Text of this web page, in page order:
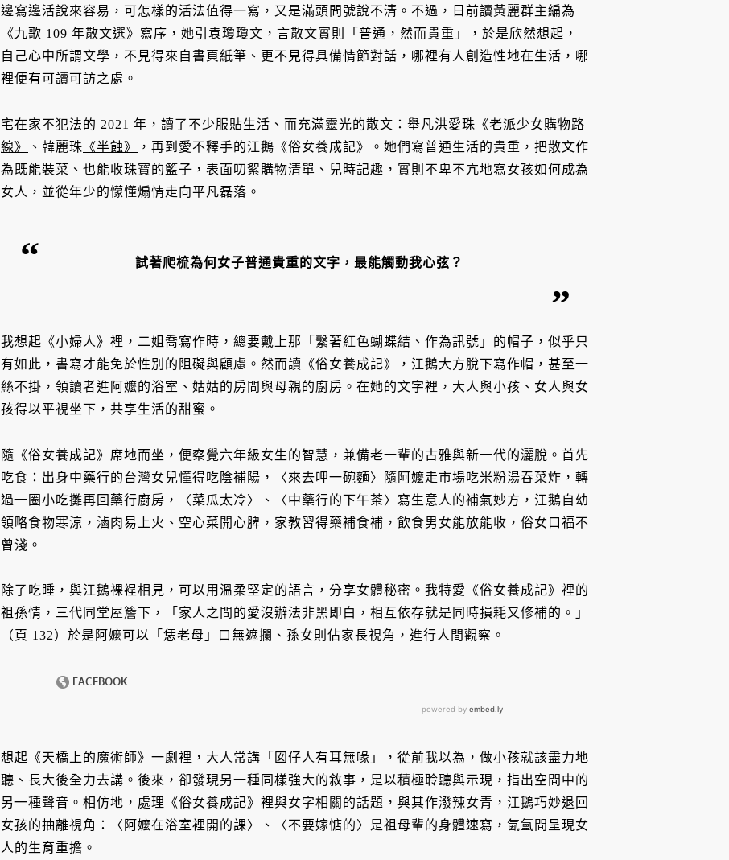
邊寫邊活說來容易，可怎樣的活法值得一寫，又是滿頭問號說不清。不過，日前讀黃麗群主編為
《九歌 109 年散文選》 寫序，她引袁瓊瓊文，言散文實則「普通，然而貴重」，於是欣然想起，
自己心中所謂文學，不見得來自書頁紙筆、更不見得具備情節對話，哪裡有人創造性地在生活，哪
裡便有可讀可訪之處。
宅在家不犯法的 2021 年，讀了不少服貼生活、而充滿靈光的散文：舉凡洪愛珠 《老派少女購物路
線》
、韓麗珠 《半蝕》
，再到愛不釋手的江鵝《俗女養成記》。她們寫普通生活的貴重，把散文作
為既能裝菜、也能收珠寶的籃子，表面叨絮購物清單、兒時記趣，實則不卑不亢地寫女孩如何成為
女人，並從年少的懞懂煽情走向平凡磊落。
試著爬梳為何女子普通貴重的文字，最能觸動我心弦？
我想起《小婦人》裡，二姐喬寫作時，總要戴上那「繫著紅色蝴蝶結、作為訊號」的帽子，似乎只
有如此，書寫才能免於性別的阻礙與顧慮。然而讀《俗女養成記》，江鵝大方脫下寫作帽，甚至一
絲不掛，領讀者進阿嬤的浴室、姑姑的房間與母親的廚房。在她的文字裡，大人與小孩、女人與女
孩得以平視坐下，共享生活的甜蜜。
隨《俗女養成記》席地而坐，便察覺六年級女生的智慧，兼備老一輩的古雅與新一代的灑脫。首先
吃食：出身中藥行的台灣女兒懂得吃陰補陽，〈來去呷一碗麵〉隨阿嬤走市場吃米粉湯吞菜炸，轉
過一圈小吃攤再回藥行廚房，〈菜瓜太冷〉、〈中藥行的下午茶〉寫生意人的補氣妙方，江鵝自幼
領略食物寒涼，滷肉易上火、空心菜開心脾，家教習得藥補食補，飲食男女能放能收，俗女口福不
曾淺。
除了吃睡，與江鵝裸裎相見，可以用溫柔堅定的語言，分享女體秘密。我特愛《俗女養成記》裡的
祖孫情，三代同堂屋簷下，「家人之間的愛沒辦法非黑即白，相互依存就是同時損耗又修補的。」
（頁 132）於是阿嬤可以「恁老母」口無遮攔、孫女則佔家長視角，進行人間觀察。
想起《天橋上的魔術師》一劇裡，大人常講「囡仔人有耳無喙」，從前我以為，做小孩就該盡力地
聽、長大後全力去講。後來，卻發現另一種同樣強大的敘事，是以積極聆聽與示現，指出空間中的
另一種聲音。相仿地，處理《俗女養成記》裡與女字相關的話題，與其作潑辣女青，江鵝巧妙退回
女孩的抽離視角：〈阿嬤在浴室裡開的課〉、〈不要嫁惦的〉是祖母輩的身體速寫，氤氳間呈現女
人的生育重擔。